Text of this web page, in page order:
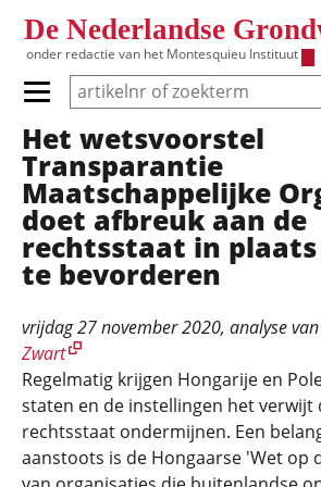
De Nederlandse
onder redactie van het Montesquieu Instituut
Primair menu tonen/verbergen
Hoofdnavigatie
Het wetsvoorstel
Transparantie
Maatschappelijke
doet afbreuk aan de
rechtsstaat in plaats
te bevorderen
vrijdag 27 november 2020, analyse van
Zwart
Regelmatig krijgen Hongarije en
staten en de instellingen het verwijt
rechtsstaat ondermijnen. Een
aanstoots is de Hongaarse 'Wet op